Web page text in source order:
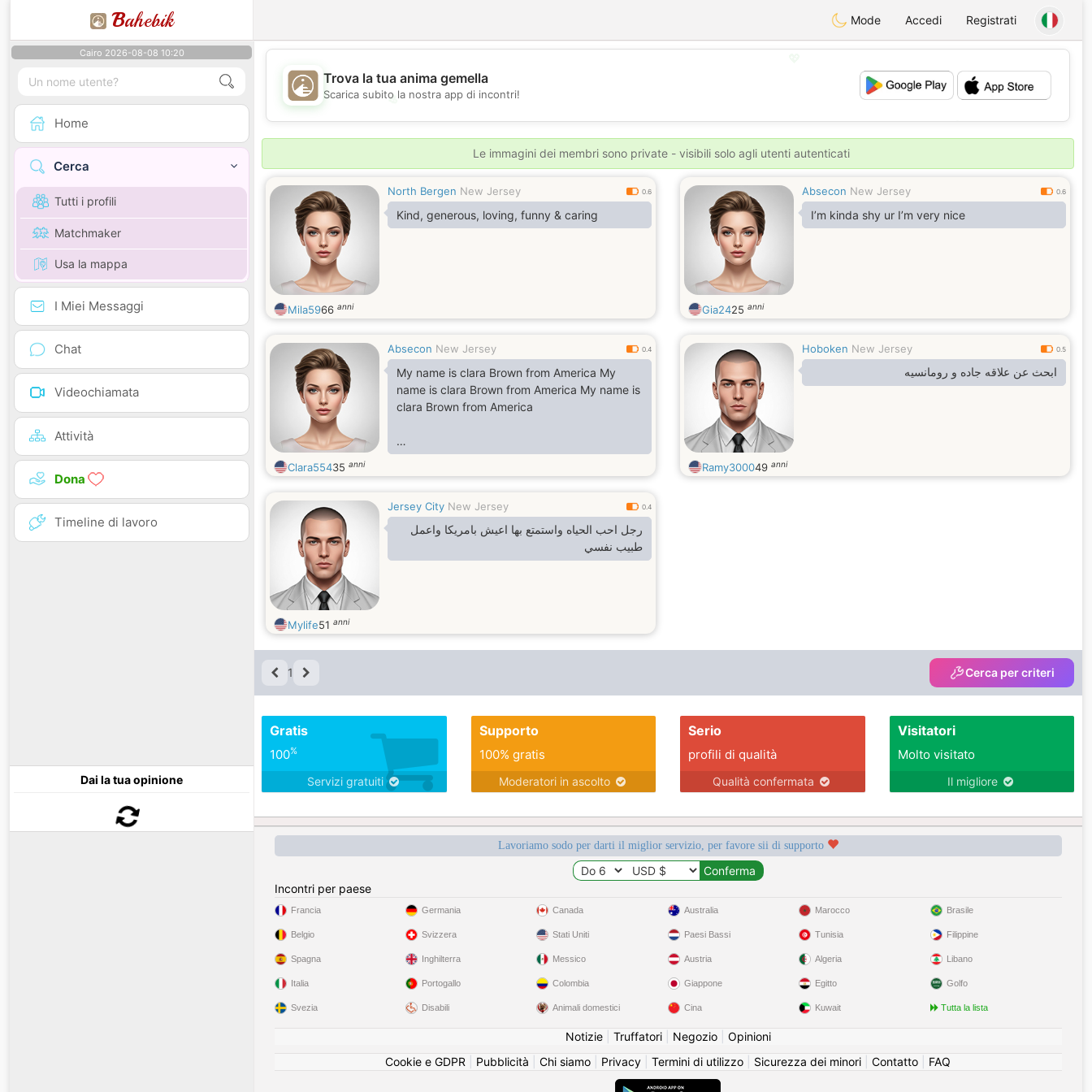
Bahebik Mode Accedi Registrati
Cairo 2026-08-08 10:20
Home
Cerca
Tutti i profili
Matchmaker
Usa la mappa
I Miei Messaggi
Chat
Videochiamata
Attività
Dona
Timeline di lavoro
Dai la tua opinione
💖
💕
💕
Trova la tua anima gemella
Scarica subito la nostra app di incontri!
Le immagini dei membri sono private - visibili solo agli utenti autenticati
North Bergen New Jersey 0.6
Kind, generous, loving, funny & caring
Mila5966 anni
Absecon New Jersey 0.6
I’m kinda shy ur I’m very nice
Gia2425 anni
Absecon New Jersey 0.4
My name is clara Brown from America My
name is clara Brown from America My name is
clara Brown from America
name is clara Brown from America My name is
clara Brown from America
Clara55435 anni
Hoboken New Jersey 0.5
ابحث عن علاقه جاده و رومانسيه
Ramy300049 anni
Jersey City New Jersey 0.4
رجل احب الحياه واستمتع بها اعيش بامريكا واعمل
طبيب نفسي
Mylife51 anni
1 Cerca per criteri
Gratis
100%
Servizi gratuiti
Supporto
100% gratis
Moderatori in ascolto
Serio
profili di qualità
Qualità confermata
Visitatori
Molto visitato
Il migliore
Lavoriamo sodo per darti il miglior servizio, per favore sii di supporto
Incontri per paese
Francia
Belgio
Spagna
Italia
Svezia
Germania
Svizzera
Inghilterra
Portogallo
Disabili
Canada
Stati Uniti
Messico
Colombia
Animali domestici
Australia
Paesi Bassi
Austria
Giappone
Cina
Marocco
Tunisia
Algeria
Egitto
Kuwait
Brasile
Filippine
Libano
Golfo
Tutta la lista
Notizie| Truffatori| Negozio| Opinioni
Cookie e GDPR
Pubblicità Chi siamo Privacy Termini di utilizzo Sicurezza dei minori Contatto FAQ